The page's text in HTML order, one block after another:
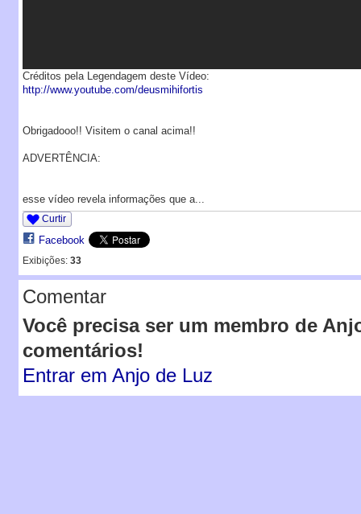
Créditos pela Legendagem deste Vídeo:
http://www.youtube.com/deusmihifortis
Obrigadooo!! Visitem o canal acima!!
ADVERTÊNCIA:
esse vídeo revela informações que a...
Curtir
Facebook
Exibições: 33
Comentar
Você precisa ser um membro de
comentários!
Entrar em Anjo de Luz